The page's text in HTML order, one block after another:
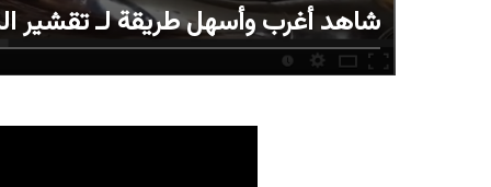
شاهد أغرب وأسهل طريقة لـ تقشير